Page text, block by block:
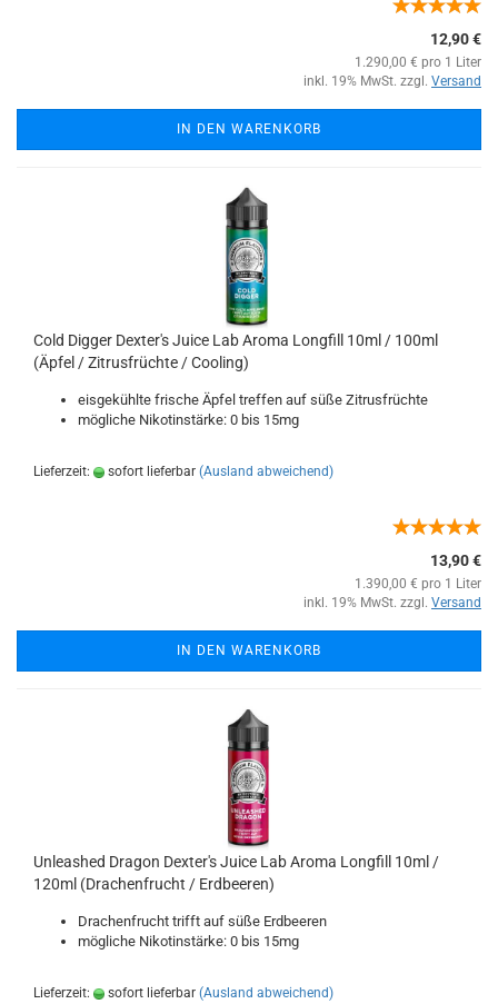
12,90 €
1.290,00 € pro 1 Liter
inkl. 19% MwSt. zzgl. Versand
IN DEN WARENKORB
Cold Digger Dexter's Juice Lab Aroma Longfill 10ml / 100ml
(Äpfel / Zitrusfrüchte / Cooling)
eisgekühlte frische Äpfel treffen auf süße Zitrusfrüchte
mögliche Nikotinstärke: 0 bis 15mg
Lieferzeit: sofort lieferbar (Ausland abweichend)
13,90 €
1.390,00 € pro 1 Liter
inkl. 19% MwSt. zzgl. Versand
IN DEN WARENKORB
Unleashed Dragon Dexter's Juice Lab Aroma Longfill 10ml /
120ml (Drachenfrucht / Erdbeeren)
Drachenfrucht trifft auf süße Erdbeeren
mögliche Nikotinstärke: 0 bis 15mg
Lieferzeit: sofort lieferbar (Ausland abweichend)